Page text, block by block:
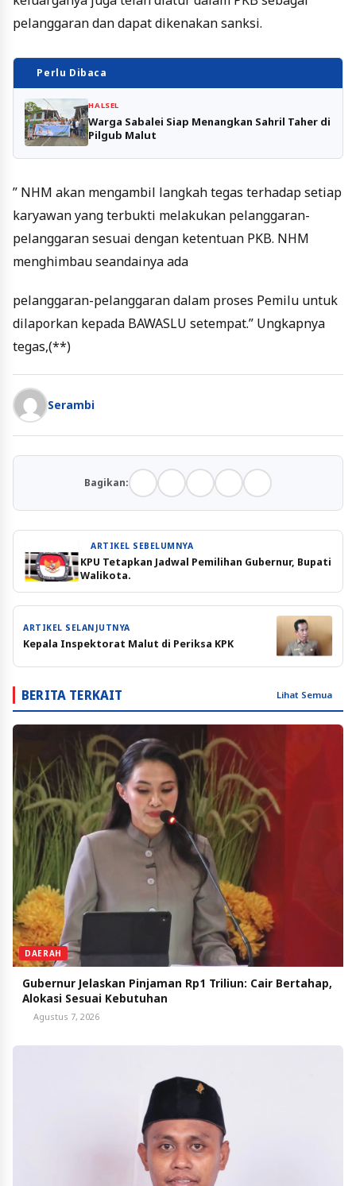
pelanggaran dan dapat dikenakan sanksi.
Perlu Dibaca
HALSEL
Warga Sabalei Siap Menangkan Sahril Taher di
Pilgub Malut
” NHM akan mengambil langkah tegas terhadap setiap
karyawan yang terbukti melakukan pelanggaran-
pelanggaran sesuai dengan ketentuan PKB. NHM
menghimbau seandainya ada
pelanggaran-pelanggaran dalam proses Pemilu untuk
dilaporkan kepada BAWASLU setempat.” Ungkapnya
tegas,(**)
Serambi
Bagikan:
ARTIKEL SEBELUMNYA
KPU Tetapkan Jadwal Pemilihan Gubernur, Bupati
Walikota.
ARTIKEL SELANJUTNYA
Kepala Inspektorat Malut di Periksa KPK
BERITA TERKAIT Lihat Semua
DAERAH
Gubernur Jelaskan Pinjaman Rp1 Triliun: Cair Bertahap,
Alokasi Sesuai Kebutuhan
Agustus 7, 2026